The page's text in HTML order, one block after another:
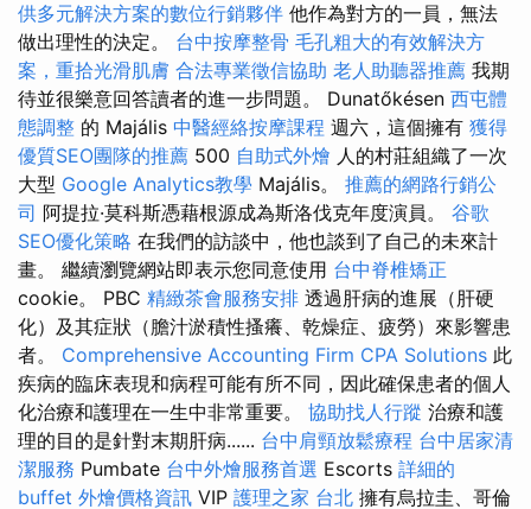
供多元解決方案的數位行銷夥伴 他作為對方的一員，無法
做出理性的決定。 台中按摩整骨 毛孔粗大的有效解決方
案，重拾光滑肌膚 合法專業徵信協助 老人助聽器推薦 我期
待並很樂意回答讀者的進一步問題。 Dunatőkésen 西屯體
態調整 的 Majális 中醫經絡按摩課程 週六，這個擁有 獲得
優質SEO團隊的推薦 500 自助式外燴 人的村莊組織了一次
大型 Google Analytics教學 Majális。 推薦的網路行銷公
司 阿提拉·莫科斯憑藉根源成為斯洛伐克年度演員。 谷歌
SEO優化策略 在我們的訪談中，他也談到了自己的未來計
畫。 繼續瀏覽網站即表示您同意使用 台中脊椎矯正
cookie。 PBC 精緻茶會服務安排 透過肝病的進展（肝硬
化）及其症狀（膽汁淤積性搔癢、乾燥症、疲勞）來影響患
者。 Comprehensive Accounting Firm CPA Solutions 此
疾病的臨床表現和病程可能有所不同，因此確保患者的個人
化治療和護理在一生中非常重要。 協助找人行蹤 治療和護
理的目的是針對末期肝病...... 台中肩頸放鬆療程 台中居家清
潔服務 Pumbate 台中外燴服務首選 Escorts 詳細的
buffet 外燴價格資訊 VIP 護理之家 台北 擁有烏拉圭、哥倫